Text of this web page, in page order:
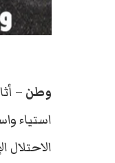
وطن –
استياء